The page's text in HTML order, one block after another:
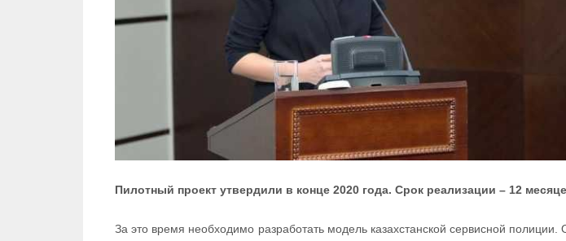
Пилотный проект утвердили в конце 2020 года. Срок реализации – 12
За это время необходимо разработать модель казахстанской сервисной полиции.